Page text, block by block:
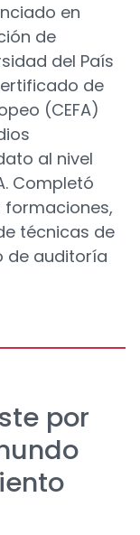
en
de
del País
de
(CEFA)
al nivel
Completó
técnicas de
de auditoría
por